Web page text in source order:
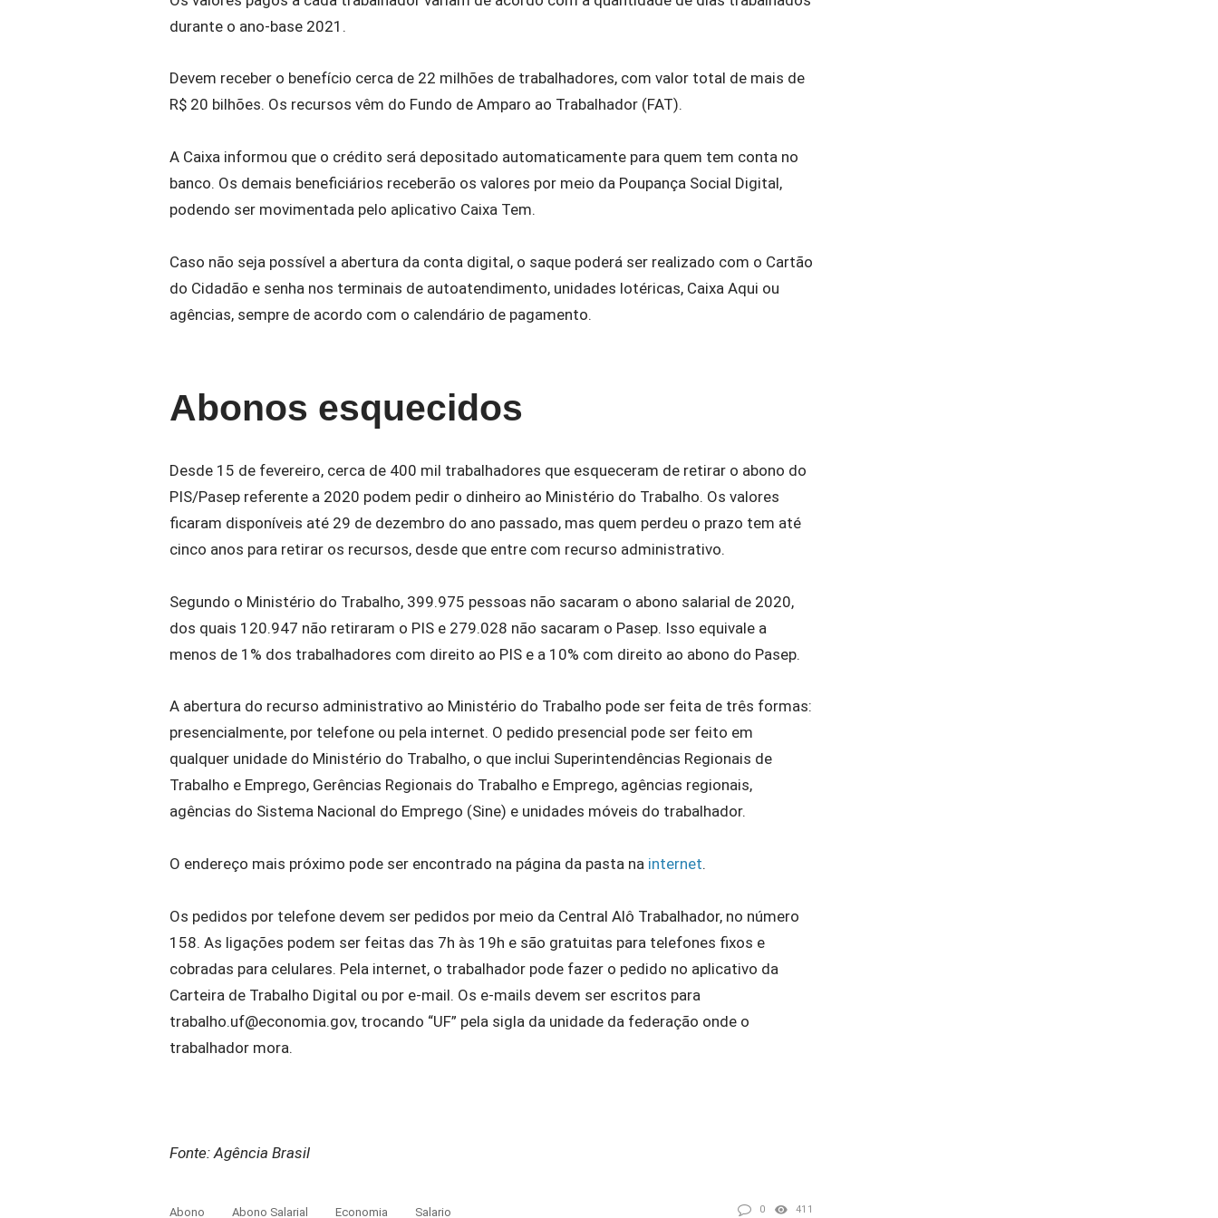
durante o ano-base 2021.
Devem receber o benefício cerca de 22 milhões de trabalhadores, com valor total de mais de
R$ 20 bilhões. Os recursos vêm do Fundo de Amparo ao Trabalhador (FAT).
A Caixa informou que o crédito será depositado automaticamente para quem tem conta no
banco. Os demais beneficiários receberão os valores por meio da Poupança Social Digital,
podendo ser movimentada pelo aplicativo Caixa Tem.
Caso não seja possível a abertura da conta digital, o saque poderá ser realizado com o Cartão
do Cidadão e senha nos terminais de autoatendimento, unidades lotéricas, Caixa Aqui ou
agências, sempre de acordo com o calendário de pagamento.
Abonos esquecidos
Desde 15 de fevereiro, cerca de 400 mil trabalhadores que esqueceram de retirar o abono do
PIS/Pasep referente a 2020 podem pedir o dinheiro ao Ministério do Trabalho. Os valores
ficaram disponíveis até 29 de dezembro do ano passado, mas quem perdeu o prazo tem até
cinco anos para retirar os recursos, desde que entre com recurso administrativo.
Segundo o Ministério do Trabalho, 399.975 pessoas não sacaram o abono salarial de 2020,
dos quais 120.947 não retiraram o PIS e 279.028 não sacaram o Pasep. Isso equivale a
menos de 1% dos trabalhadores com direito ao PIS e a 10% com direito ao abono do Pasep.
A abertura do recurso administrativo ao Ministério do Trabalho pode ser feita de três formas:
presencialmente, por telefone ou pela internet. O pedido presencial pode ser feito em
qualquer unidade do Ministério do Trabalho, o que inclui Superintendências Regionais de
Trabalho e Emprego, Gerências Regionais do Trabalho e Emprego, agências regionais,
agências do Sistema Nacional do Emprego (Sine) e unidades móveis do trabalhador.
O endereço mais próximo pode ser encontrado na página da pasta na internet.
Os pedidos por telefone devem ser pedidos por meio da Central Alô Trabalhador, no número
158. As ligações podem ser feitas das 7h às 19h e são gratuitas para telefones fixos e
cobradas para celulares. Pela internet, o trabalhador pode fazer o pedido no aplicativo da
Carteira de Trabalho Digital ou por e-mail. Os e-mails devem ser escritos para
trabalho.uf@economia.gov, trocando “UF” pela sigla da unidade da federação onde o
trabalhador mora.
Fonte: Agência Brasil
Abono Abono Salarial Economia Salario 0 411